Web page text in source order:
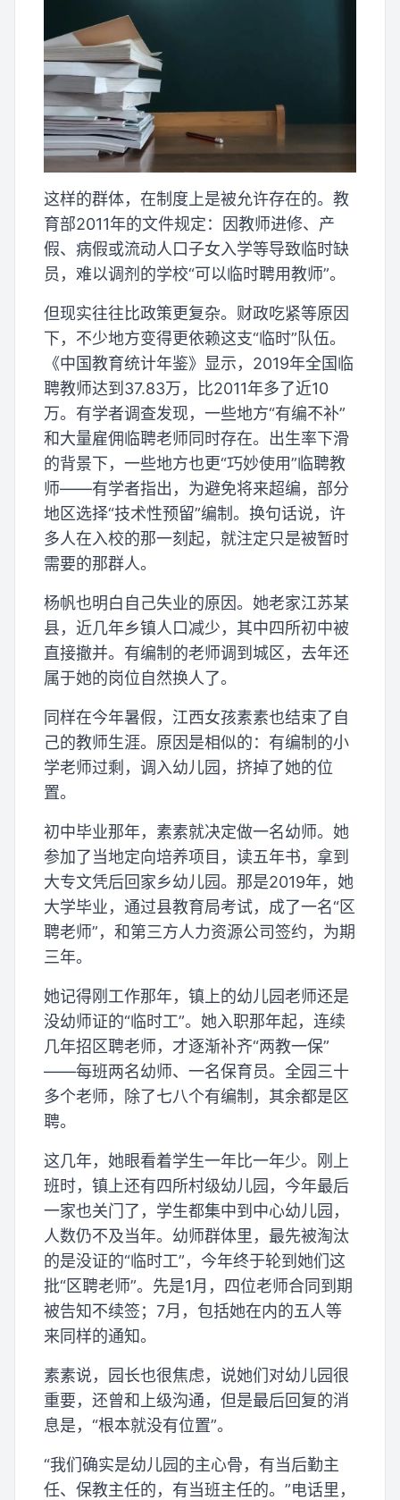
这样的群体，在制度上是被允许存在的。教
育部2011年的文件规定：因教师进修、产
假、病假或流动人口子女入学等导致临时缺
员，难以调剂的学校“可以临时聘用教师”。
但现实往往比政策更复杂。财政吃紧等原因
下，不少地方变得更依赖这支“临时”队伍。
《中国教育统计年鉴》显示，2019年全国临
聘教师达到37.83万，比2011年多了近10
万。有学者调查发现，一些地方“有编不补”
和大量雇佣临聘老师同时存在。出生率下滑
的背景下，一些地方也更“巧妙使用”临聘教
师——有学者指出，为避免将来超编，部分
地区选择“技术性预留”编制。换句话说，许
多人在入校的那一刻起，就注定只是被暂时
需要的那群人。
杨帆也明白自己失业的原因。她老家江苏某
县，近几年乡镇人口减少，其中四所初中被
直接撤并。有编制的老师调到城区，去年还
属于她的岗位自然换人了。
同样在今年暑假，江西女孩素素也结束了自
己的教师生涯。原因是相似的：有编制的小
学老师过剩，调入幼儿园，挤掉了她的位
置。
初中毕业那年，素素就决定做一名幼师。她
参加了当地定向培养项目，读五年书，拿到
大专文凭后回家乡幼儿园。那是2019年，她
大学毕业，通过县教育局考试，成了一名“区
聘老师”，和第三方人力资源公司签约，为期
三年。
她记得刚工作那年，镇上的幼儿园老师还是
没幼师证的“临时工”。她入职那年起，连续
几年招区聘老师，才逐渐补齐“两教一保”
——每班两名幼师、一名保育员。全园三十
多个老师，除了七八个有编制，其余都是区
聘。
这几年，她眼看着学生一年比一年少。刚上
班时，镇上还有四所村级幼儿园，今年最后
一家也关门了，学生都集中到中心幼儿园，
人数仍不及当年。幼师群体里，最先被淘汰
的是没证的“临时工”，今年终于轮到她们这
批“区聘老师”。先是1月，四位老师合同到期
被告知不续签；7月，包括她在内的五人等
来同样的通知。
素素说，园长也很焦虑，说她们对幼儿园很
重要，还曾和上级沟通，但是最后回复的消
息是，“根本就没有位置”。
“我们确实是幼儿园的主心骨，有当后勤主
任、保教主任的，有当班主任的。”电话里，